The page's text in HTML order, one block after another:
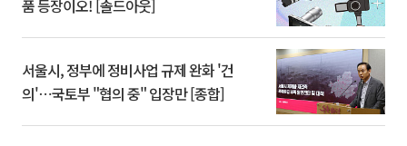
품 등장이오! [솔드아웃]
서울시, 정부에 정비사업 규제 완화 '건
의'⋯국토부 "협의 중" 입장만 [종합]